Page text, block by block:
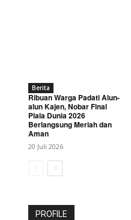
Berita
Ribuan Warga Padati Alun-
alun Kajen, Nobar Final
Piala Dunia 2026
Berlangsung Meriah dan
Aman
20 Juli 2026
PROFILE